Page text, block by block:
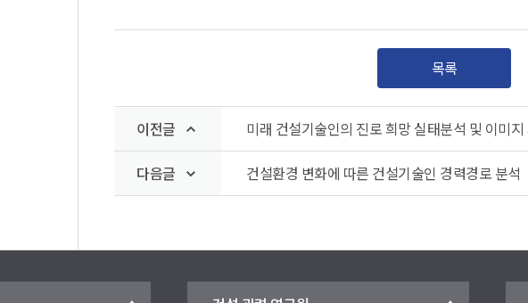
목록
이전글 미래 건설기술인의 진로 희망 실태분석 및 이미
다음글 건설환경 변화에 따른 건설기술인 경력경로 분석